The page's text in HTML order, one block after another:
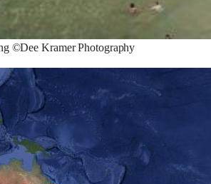
©Dee Kramer Photography